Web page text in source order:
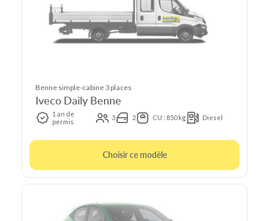
Benne simple-cabine 3 places
Iveco Daily Benne
1 an de
permis
3 2 CU : 850 kg Diesel
Choisir ce modèle